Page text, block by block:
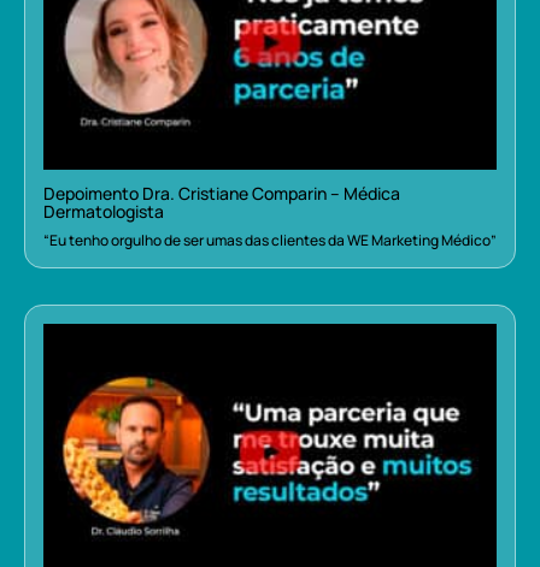
Depoimento Dra. Cristiane Comparin – Médica
Dermatologista
“Eu tenho orgulho de ser umas das clientes da WE Marketing Médico”